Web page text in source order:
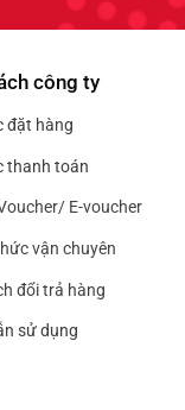
công ty
đặt hàng
thanh toán
E-voucher
vận chuyên
đổi trả hàng
sử dụng